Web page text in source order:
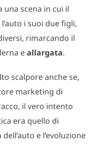
scena in cui il
i suoi due figli,
rimarcando il
eallargata.
scalpore anche se,
marketing di
il vero intento
era quello di
e l’evoluzione